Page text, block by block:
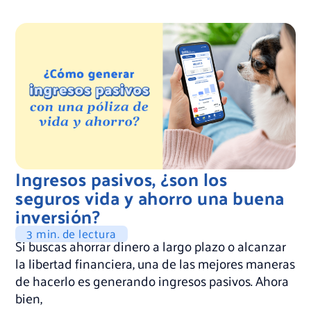
Ingresos pasivos, ¿son los
seguros vida y ahorro una buena
inversión?
3 min. de lectura
Si buscas ahorrar dinero a largo plazo o alcanzar
la libertad financiera, una de las mejores maneras
de hacerlo es generando ingresos pasivos. Ahora
bien,